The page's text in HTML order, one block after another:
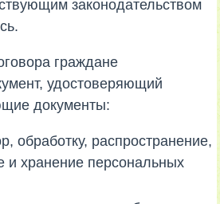
законодательством
граждане
удостоверяющий
документы:
обработку, распространение,
и хранение персональных